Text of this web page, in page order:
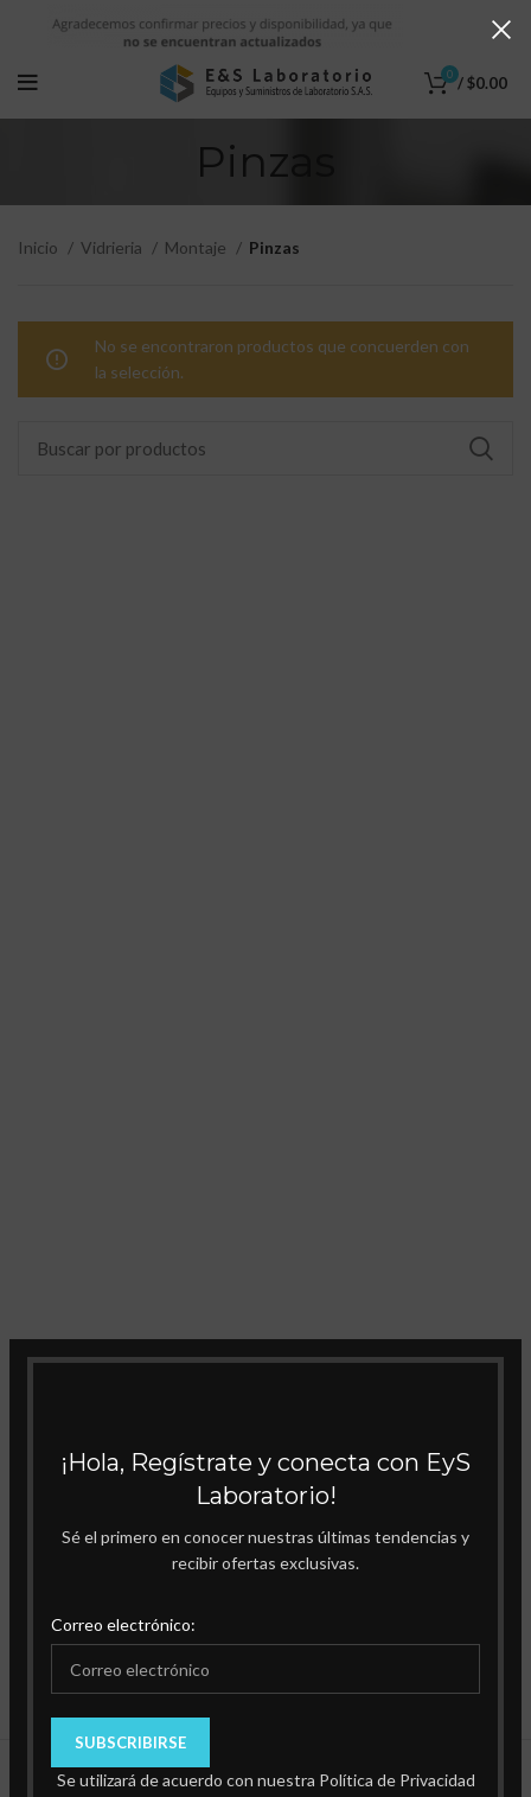
¡Hola, Regístrate y conecta con EyS
Laboratorio!
Sé el primero en conocer nuestras últimas tendencias y
recibir ofertas exclusivas.
Correo electrónico:
Se utilizará de acuerdo con nuestra Política de Privacidad
0 /$0.00
Pinzas
Inicio Vidrieria Montaje Pinzas
No se encontraron productos que concuerden con
la selección.